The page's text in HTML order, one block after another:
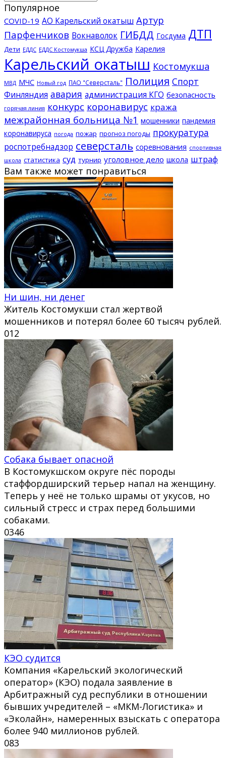
Популярное
COVID-19 АО Карельский окатыш Артур
Парфенчиков Вокнаволок ГИБДД Госдума ДТП
Дети ЕДДС ЕДДС Костомукша КСЦ Дружба Карелия
Карельский окатыш Костомукша
МВД МЧС Новый год ПАО "Северсталь" Полиция Спорт
Финляндия авария администрация КГО безопасность
горячая линия конкурс коронавирус кража
межрайонная больница №1 мошенники пандемия
коронавируса погода пожар прогноз погоды прокуратура
роспотребнадзор северсталь соревнования спортивная
школа статистика суд турнир уголовное дело школа штраф
Вам также может понравиться
Ни шин, ни денег
Житель Костомукши стал жертвой
мошенников и потерял более 60 тысяч рублей.
012
Собака бывает опасной
В Костомукшском округе пёс породы
стаффордширский терьер напал на женщину.
Теперь у неё не только шрамы от укусов, но
сильный стресс и страх перед большими
собаками.
0346
КЭО судится
Компания «Карельский экологический
оператор» (КЭО) подала заявление в
Арбитражный суд республики в отношении
бывших учредителей – «МКМ-Логистика» и
«Эколайн», намеренных взыскать с оператора
более 940 миллионов рублей.
083